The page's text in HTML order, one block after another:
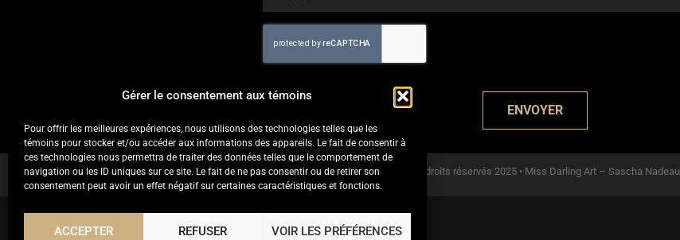
Gérer le consentement aux témoins
Pour offrir les meilleures expériences, nous utilisons des technologies telles que les
témoins pour stocker et/ou accéder aux informations des appareils. Le fait de consentir à
ces technologies nous permettra de traiter des données telles que le comportement de
navigation ou les ID uniques sur ce site. Le fait de ne pas consentir ou de retirer son
consentement peut avoir un effet négatif sur certaines caractéristiques et fonctions.
ACCEPTER REFUSER VOIR LES PRÉFÉRENCES
ENVOYER
© Tous droits réservés 2025 • Miss Darling Art – Sascha Nadeau